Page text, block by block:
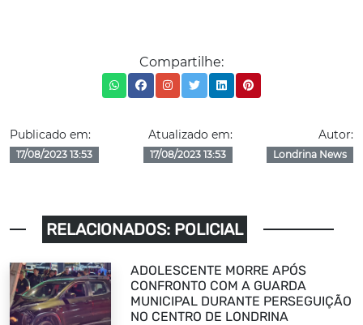
Compartilhe:
Publicado em:
17/08/2023 13:53
Atualizado em:
17/08/2023 13:53
Autor:
Londrina News
RELACIONADOS: POLICIAL
ADOLESCENTE MORRE APÓS
CONFRONTO COM A GUARDA
MUNICIPAL DURANTE PERSEGUIÇÃO
NO CENTRO DE LONDRINA